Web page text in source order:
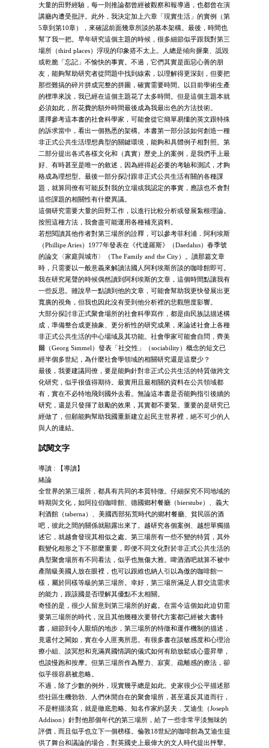
大量的田野經驗，每一則推論都曾經被觀察和報導過，也都曾在演
講廳內遭受批評。此外，我決定加上六章「現實生活」的實例（第
5章到第10章），來確認前面幾章所談的基本架構。最後，時間也
幫了我一把。早年研究這個主題的時候，很多細節似乎跟我對第三
場所（third places）浮現的印象搭不太上。人總是傾向摒棄、詆毀
或乾脆「忘記」不愉快的事實。不過，它們其實是面惡心善的朋
友，能夠幫助研究者從問題中找到線索，以理解得更深刻，但要把
那些難搞的碎片拼成完整的拼圖，確實需要時間。以目前學術生產
的標準來說，我已經在這個主題花了太多時間。但是這個主題本就
必須如此，所花費的額外時間最後成為我最出色的方法技術。
選擇參考這本書的社會科學家，可能會從它簡單易懂的英文跟特殊
的訴求當中，看出一個熟悉的架構。本書第一部分談如何創造一種
非正式公共生活理想典型的關鍵環境，能夠和具體例子相對照。第
二部分提出各式各樣文化和（真實）歷史上的案例，是我們手上最
好、有時甚至是唯一的敘述，因為經得起必要的考驗和測試，才夠
格成為理想型。最後一部分探討跟非正式公共生活有關的各種課
題，就算同僚有可能反對我的立場或我認定的事實，應該也不會對
這些課題的相關性有什麼異議。
這個研究需要大量的田野工作，以進行比較分析或發展紮根理論。
按照這種方法，我會盡可能運用各種補充資料。
若想閱讀其他作者對第三場所的詮釋，可以參考菲利浦．阿利埃斯
（Phillipe Aries）1977年發表在《代達羅斯》（Daedalus）春季號
的論文〈家庭與城市〉（The Family and the City）。讀那篇文章
時，只需要以一般意義來解讀法國人阿利埃斯所談的咖啡館即可。
我在研究尾聲的時候偶然讀到阿利埃斯的文章，這個時間點讓我有
一些反思。雖說早一點讀到他的文章，可能會幫助我更快發展出更
寬廣的視角，但我也因此沒有受到他分析裡的悲觀態度影響。
大部分探討非正式聚會場所的社會科學寫作，都是由民族誌描述構
成，準備整合成更抽象、更分析性的研究成果，來論述社會上各種
非正式公共生活的中心場域及其功能。社會學家可能會自問，齊美
爾（Georg Simmel）發表「社交性」（sociability）概念的短文已
經半個多世紀，為什麼社會學領域的相關研究還是這麼少？
最後，我要建議同僚，要是能夠針對非正式公共生活的特質做跨文
化研究，似乎很值得期待。最實用且最相關的資料在公共領域都
有，實在不必特地飛到國外去看。無論這本書是否能夠指引後續的
研究，還是只發揮了鼓勵的效果，其實都不要緊。重要的是研究已
經做了，但願能夠幫助我國重新建立起民主世界裡，絕不可少的人
與人的連結。
試閱文字
導讀 : 【導讀】
緒論
全世界的第三場所，都具有共同的本質特徵。仔細探究不同地域的
時期與文化，如阿拉伯咖啡館、德國鄉村餐廳（bierstube）、義大
利酒館（taberna）、美國西部拓荒時代的鄉村餐廳、貧民區的酒
吧，彼此之間的關係就顯露出來了。越研究各個案例、越想單獨描
述它，就越會發現其相似之處。第三場所有一些不變的特質，其外
觀變化相形之下不那麼重要，即便不同文化對於非正式公共生活的
典型聚會場所有不同看法，似乎也無傷大雅。啤酒酒吧就算不被中
產階級美國人放在眼裡，也可以跟維也納人引以為傲的咖啡館一
樣，屬於同樣等級的第三場所。幸好，第三場所滿足人群交流需求
的能力，跟該國是否理解其優點不太相關。
奇怪的是，很少人留意到第三場所的好處。在當今這個如此迫切需
要第三場所的時代，況且其他幾種次要替代方案都已經被大書特
書，細節到令人厭煩的地步，第三場所的特徵和運作機制的描述，
竟還付之闕如，實在令人匪夷所思。有很多書在談敏感度和心理治
療小組、談冥想和充滿異國情調的儀式如何有助放鬆或心靈昇華，
也談慢跑和按摩。但第三場所作為壓力、寂寞、疏離感的療法，卻
似乎很容易被忽略。
不過，除了少數的例外，現實幾乎總是如此。史家很少公平描述那
些社區生機勃勃、人們休閒自在的聚會場所，甚至還反其道而行，
不是輕描淡寫，就是徹底忽略。知名作家約瑟夫．艾迪生（Joseph
Addison）針對他那個年代的第三場所，給了一些非常平淡無味的
評價，而且似乎也立下一個榜樣。倫敦18世紀的咖啡館為艾迪生提
供了舞台和議論的場合，對英國史上最偉大的文人時代提出抨擊。